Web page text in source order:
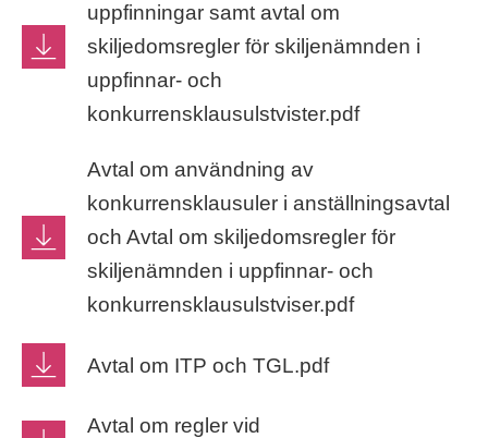
uppfinningar samt avtal om
skiljedomsregler för skiljenämnden i
uppfinnar- och
konkurrensklausulstvister.pdf
Avtal om användning av
konkurrensklausuler i anställningsavtal
och Avtal om skiljedomsregler för
skiljenämnden i uppfinnar- och
konkurrensklausulstviser.pdf
Avtal om ITP och TGL.pdf
Avtal om regler vid